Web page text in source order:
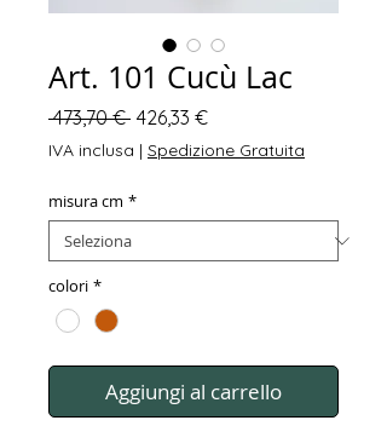
Art. 101 Cucù Lac
473,70 € Prezzo
regolare
426,33 €Prezzo
scontato
IVA inclusa | Spedizione Gratuita
misura cm *
colori *
Aggiungi al carrello